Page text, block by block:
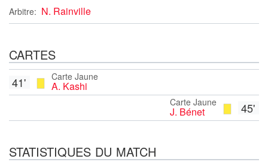
Arbitre: N. Rainville
CARTES
Carte Jaune
A. Kashi
41'
45'
Carte Jaune
J. Bénet
STATISTIQUES DU MATCH